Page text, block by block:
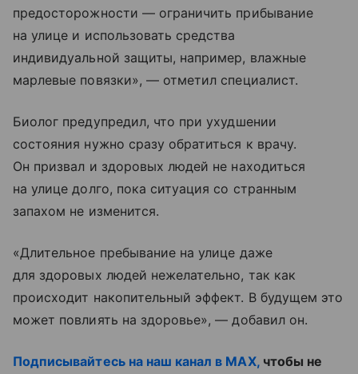
предосторожности — ограничить прибывание
на улице и использовать средства
индивидуальной защиты, например, влажные
марлевые повязки», — отметил специалист.
Биолог предупредил, что при ухудшении
состояния нужно сразу обратиться к врачу.
Он призвал и здоровых людей не находиться
на улице долго, пока ситуация со странным
запахом не изменится.
«Длительное пребывание на улице даже
для здоровых людей нежелательно, так как
происходит накопительный эффект. В будущем это
может повлиять на здоровье», — добавил он.
Подписывайтесь на наш канал в MAX, чтобы не